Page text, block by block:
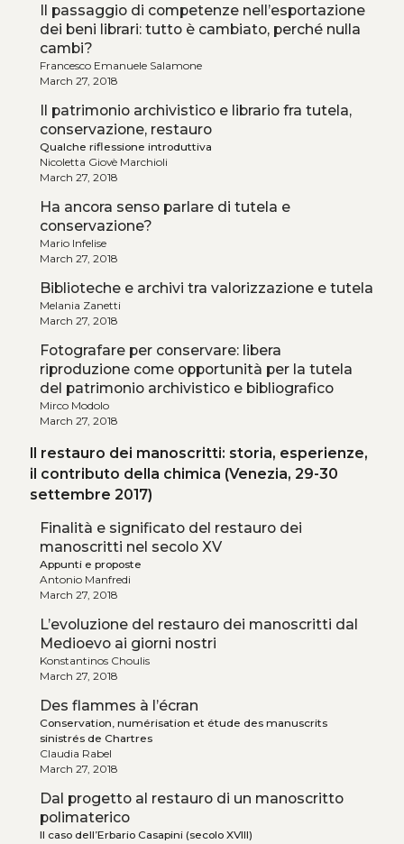
Il passaggio di competenze nell’esportazione
dei beni librari: tutto è cambiato, perché nulla
cambi?
Francesco Emanuele Salamone
March 27, 2018
Il patrimonio archivistico e librario fra tutela,
conservazione, restauro
Qualche riflessione introduttiva
Nicoletta Giovè Marchioli
March 27, 2018
Ha ancora senso parlare di tutela e
conservazione?
Mario Infelise
March 27, 2018
Biblioteche e archivi tra valorizzazione e tutela
Melania Zanetti
March 27, 2018
Fotografare per conservare: libera
riproduzione come opportunità per la tutela
del patrimonio archivistico e bibliografico
Mirco Modolo
March 27, 2018
Il restauro dei manoscritti: storia, esperienze,
il contributo della chimica (Venezia, 29-30
settembre 2017)
Finalità e significato del restauro dei
manoscritti nel secolo XV
Appunti e proposte
Antonio Manfredi
March 27, 2018
L’evoluzione del restauro dei manoscritti dal
Medioevo ai giorni nostri
Konstantinos Choulis
March 27, 2018
Des flammes à l’écran
Conservation, numérisation et étude des manuscrits
sinistrés de Chartres
Claudia Rabel
March 27, 2018
Dal progetto al restauro di un manoscritto
polimaterico
Il caso dell’Erbario Casapini (secolo XVIII)